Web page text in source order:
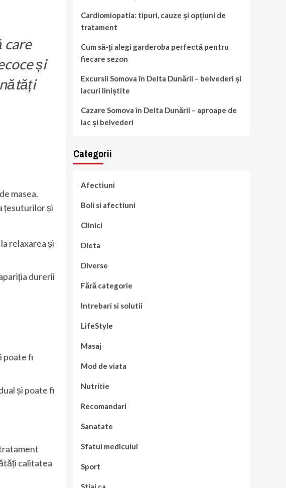
care
și
masea.
țesuturilor și
relaxarea și
durerii
poate fi
și poate fi
calitatea
Cardiomiopatia: tipuri, cauze și opțiuni de
tratament
Cum să-ți alegi garderoba perfectă pentru
fiecare sezon
Excursii Somova în Delta Dunării – belvederi și
lacuri liniștite
Cazare Somova în Delta Dunării – aproape de
lac și belvederi
Categorii
Afectiuni
Boli si afectiuni
Clinici
Dieta
Diverse
Fără categorie
Intrebari si solutii
LifeStyle
Masaj
Mod de viata
Nutritie
Recomandari
Sanatate
Sfatul medicului
Sport